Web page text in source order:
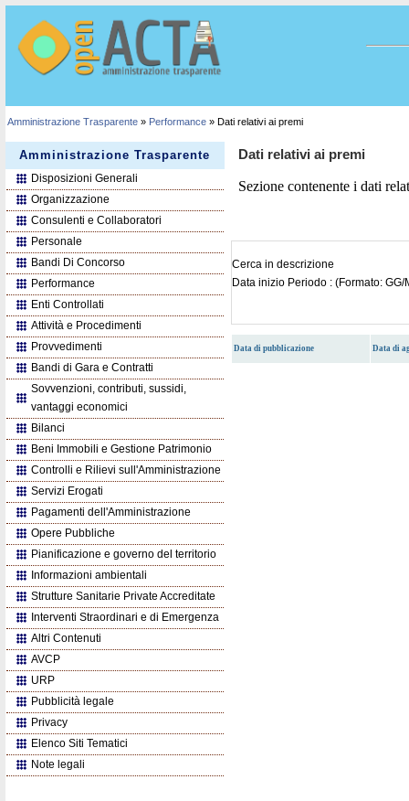
Amministrazione Trasparente » Performance » Dati relativi ai premi
Dati relativi ai premi
Sezione contenente i dati
Cerca in descrizione
Data inizio Periodo : (Formato: GG/
Data di pubblicazione Data di
Amministrazione Trasparente
Disposizioni Generali
Organizzazione
Consulenti e Collaboratori
Personale
Bandi Di Concorso
Performance
Enti Controllati
Attività e Procedimenti
Provvedimenti
Bandi di Gara e Contratti
Sovvenzioni, contributi, sussidi,
vantaggi economici
Bilanci
Beni Immobili e Gestione Patrimonio
Controlli e Rilievi sull'Amministrazione
Servizi Erogati
Pagamenti dell'Amministrazione
Opere Pubbliche
Pianificazione e governo del territorio
Informazioni ambientali
Strutture Sanitarie Private Accreditate
Interventi Straordinari e di Emergenza
Altri Contenuti
AVCP
URP
Pubblicità legale
Privacy
Elenco Siti Tematici
Note legali